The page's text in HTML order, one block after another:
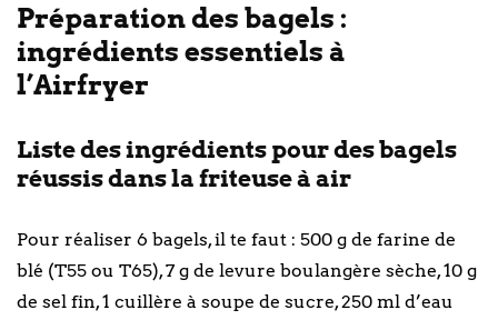
Préparation des bagels :
ingrédients essentiels à
l’Airfryer
Liste des ingrédients pour des bagels
réussis dans la friteuse à air
Pour réaliser 6 bagels, il te faut : 500 g de farine de
blé (T55 ou T65), 7 g de levure boulangère sèche, 10 g
de sel fin, 1 cuillère à soupe de sucre, 250 ml d’eau